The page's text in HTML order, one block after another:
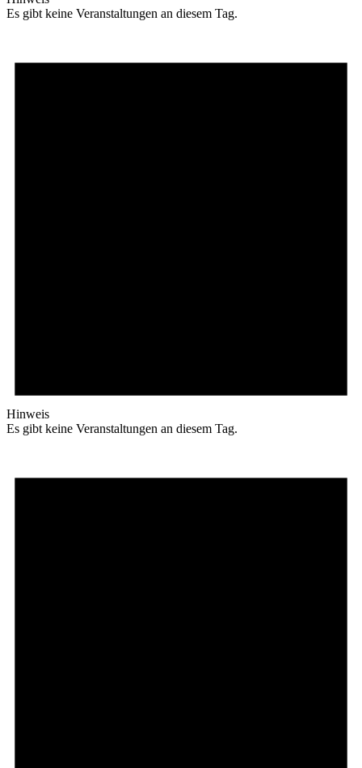
Es gibt keine Veranstaltungen an diesem Tag.
Hinweis
Es gibt keine Veranstaltungen an diesem Tag.